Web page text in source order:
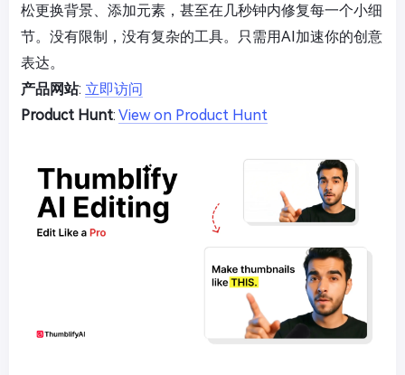
松更换背景、添加元素，甚至在几秒钟内修复每一个小细
节。没有限制，没有复杂的工具。只需用AI加速你的创意
表达。
产品网站: 立即访问
Product Hunt: View on Product Hunt